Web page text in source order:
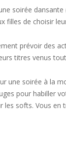
soirée
filles de choisir
prévoir des
titres venus
une soirée à la
pour habiller
les softs. Vous